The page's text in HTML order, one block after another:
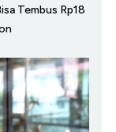
Tembus Rp18